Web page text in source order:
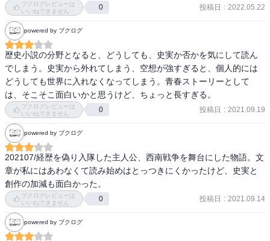
ろがなく頭にありありと情景が浮かぶところが好きです。
武功を立てて道場の再興を夢見る主人公の錬一郎をはじめ、登場人
物が皆いきいきとしていて、史実を題材にしたフィクションだとわ
かっていても本当にあったことのように感じられました。
個人的に、山城屋の娘と結局くっつかなかったところが良かったで
す。
ブクログレビューは
いいねできません
0 投稿日 : 2022.05.22
powered by ブクログ
歴史小説の分野となると、どうしても、史実か否かを気にして読ん
でしまう。史実から外れてしまう、空想が強すぎると、個人的には
どうしても世界に入れなくなってしまう。青春ストーリーとして
は、そこそこ面白いかと思うけど、ちょっと長すぎる。
ブクログレビューは
いいねできません
0 投稿日 : 2021.09.19
powered by ブクログ
202107/経歴を偽り入隊した主人公、西南戦争を舞台にした物語。文
章が私にはあわなくて読み始めはとっつきにくかったけど、史実と
創作の加減も面白かった。
ブクログレビューは
いいねできません
0 投稿日 : 2021.09.14
powered by ブクログ